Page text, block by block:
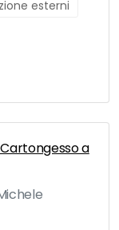
esterni
a